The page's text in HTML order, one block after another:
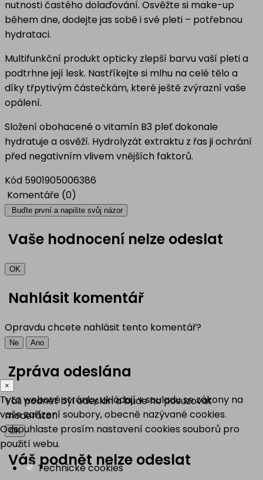
nutnosti častého dolaďování. Osvěžte si make-up
během dne, dodejte jas sobě i své pleti – potřebnou
hydrataci.
Multifunkční produkt opticky zlepší barvu vaší pleti a
podtrhne její lesk. Nastříkejte si mlhu na celé tělo a
díky třpytivým částečkám, které ještě zvýrazní vaše
opálení.
Složení obohacené o vitamín B3 pleť dokonale
hydratuje a osvěží. Hydrolyzát extraktu z řas ji ochrání
před negativním vlivem vnějších faktorů.
Kód 5901905006386
Komentáře (0)
Buďte první a napište svůj názor
Vaše hodnocení nelze odeslat
OK
Nahlásit komentář
Opravdu chcete nahlásit tento komentář?
Ne Ano
Zpráva odeslána
Váš podnět byl odeslán a bude ho posuzovat
moderátor.
OK
Váš podnět nelze odeslat
×
Tyto webové stránky ukládají v souladu se zákony na
vaše zařízení soubory, obecně nazývané cookies.
Odsouhlaste prosím nastavení cookies souborů pro
použití webu.
Technické cookies